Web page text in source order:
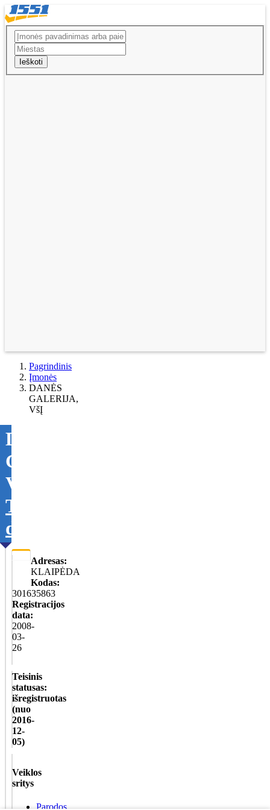
Ieškoti
Pagrindinis
Įmonės
DANĖS
GALERIJA,
VšĮ
DANĖS
GALERIJA,
VšĮ
Tikslinti
duomenis
Adresas:
KLAIPĖDA
Kodas:
301635863
Registracijos
data:
2008-
03-
26
Teisinis
statusas:
išregistruotas
(nuo
2016-
12-
05)
Veiklos
sritys
Parodos,